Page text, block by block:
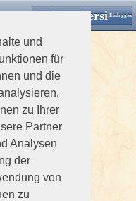
und
für
und die
zu Ihrer
Partner
Analysen
der
von
zu
Desktop VersionEinloggen